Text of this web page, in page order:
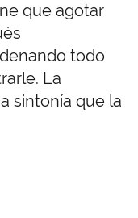
que agotar
todo
La
sintonía que la